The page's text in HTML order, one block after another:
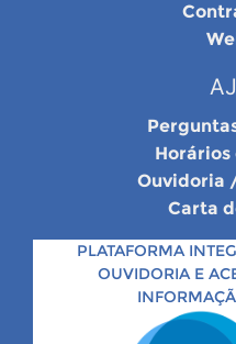
Horários
Ouvidoria
Carta
PLATAFORMA
OUVIDORIA E